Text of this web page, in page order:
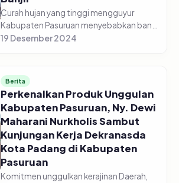
Curah hujan yang tinggi mengguyur
Kabupaten Pasuruan menyebabkan banjir
di sejumlah wilayah, termasuk di
19 Desember 2024
Berita
Perkenalkan Produk Unggulan
Kabupaten Pasuruan, Ny. Dewi
Maharani Nurkholis Sambut
Kunjungan Kerja Dekranasda
Kota Padang di Kabupaten
Pasuruan
Komitmen unggulkan kerajinan Daerah,